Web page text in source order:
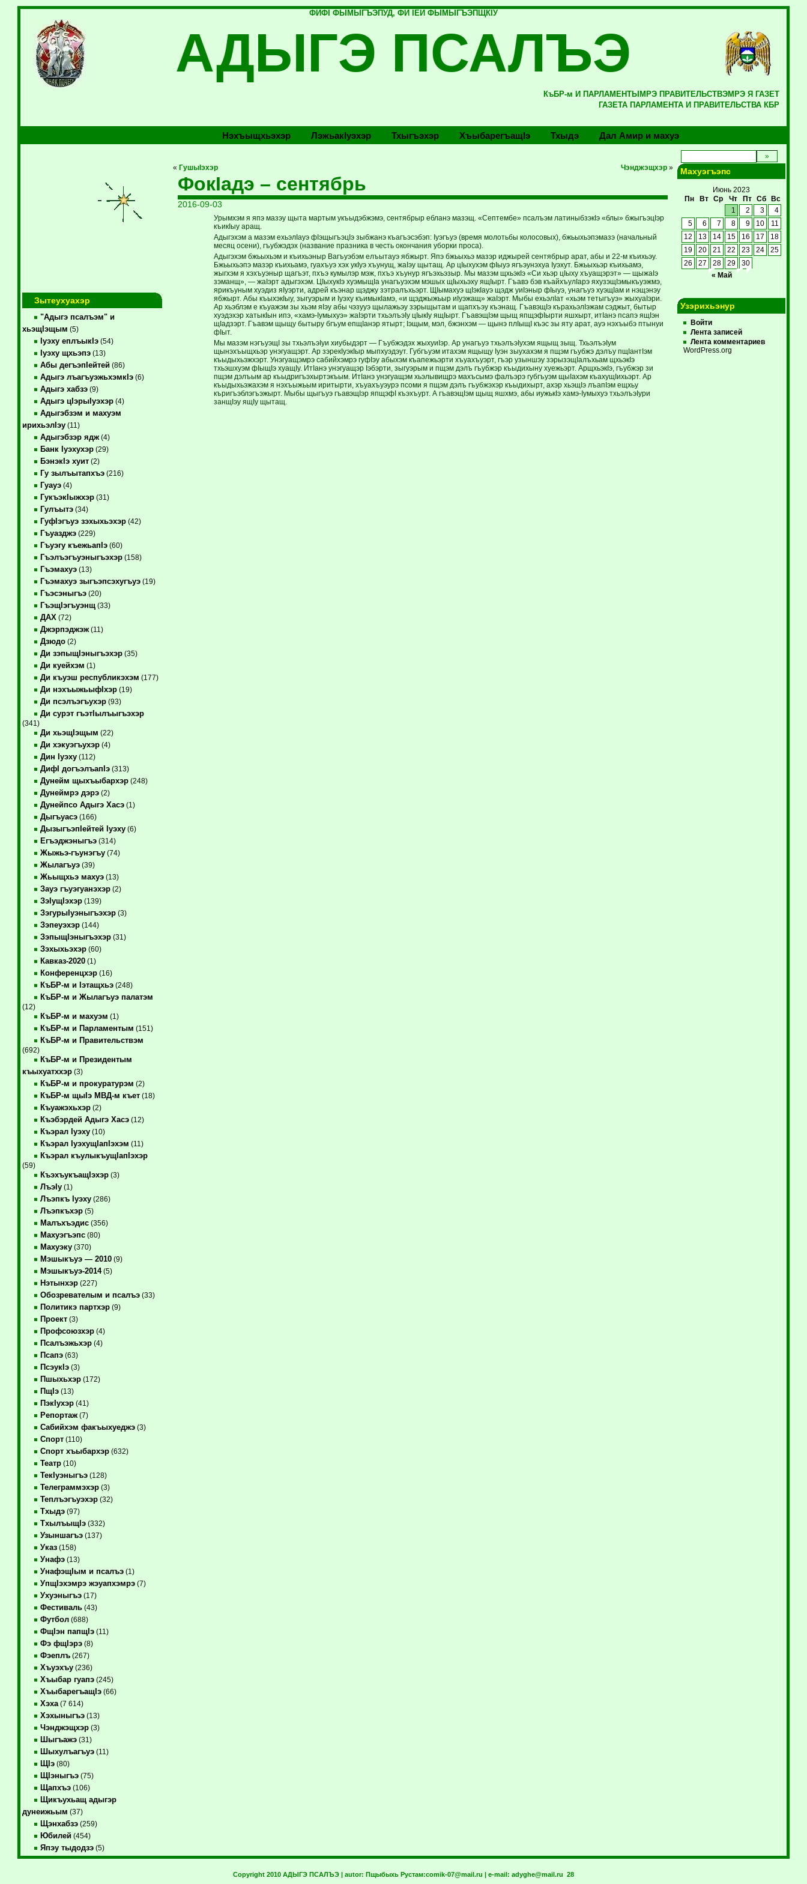
ФИФI ФЫМЫГЪЭПУД, ФИ IЕЙ ФЫМЫГЪЭПЩКIУ
АДЫГЭ ПСАЛЪЭ
КъБР-м И ПАРЛАМЕНТЫМРЭ ПРАВИТЕЛЬСТВЭМРЭ Я ГАЗЕТ
ГАЗЕТА ПАРЛАМЕНТА И ПРАВИТЕЛЬСТВА КБР
Нэхъыщхьэхэр Лэжьакlуэхэр Тхыгъэхэр Хъыбарегъащlэ Тхыдэ Дал Амир и махуэ
Зытеухуахэр
"Адыгэ псалъэм" и
хьэщIэщым (5)
Iуэху еплъыкIэ(54)
Iуэху щхьэпэ(13)
Абы дегъэпIейтей(86)
Адыгэ лъагъуэжьхэмкIэ(6)
Адыгэ хабзэ(9)
Адыгэ цIэрыIуэхэр(4)
Адыгэбзэм и махуэм
ирихьэлIэу(11)
Адыгэбзэр ядж(4)
Банк Iуэхухэр(29)
БэнэкIэ хуит(2)
Гу зылъытапхъэ(216)
Гуауэ(4)
ГукъэкIыжхэр(31)
Гулъытэ(34)
ГуфIэгъуэ зэхыхьэхэр(42)
Гъуазджэ(229)
Гъуэгу къежьапIэ(60)
Гъэлъэгъуэныгъэхэр(158)
Гъэмахуэ(13)
Гъэмахуэ зыгъэпсэхугъуэ(19)
Гъэсэныгъэ(20)
ГъэщIэгъуэнщ(33)
ДАХ (72)
Джэрпэджэж(11)
Дзюдо(2)
Ди зэпыщIэныгъэхэр(35)
Ди куейхэм (1)
Ди къуэш республикэхэм (177)
Ди нэхъыжьыфIхэр(19)
Ди псэлъэгъухэр(93)
Ди сурэт гъэтIылъыгъэхэр
(341)
Ди хьэщIэщым (22)
Ди хэкуэгъухэр(4)
Дин Iуэху(112)
ДифI догъэлъапIэ(313)
Дунейм щыхъыбархэр(248)
Дунеймрэ дэрэ(2)
Дунейпсо Адыгэ Хасэ(1)
Дыгъуасэ(166)
ДызыгъэпIейтей Iуэху(6)
Егъэджэныгъэ(314)
Жыжьэ-гъунэгъу(74)
Жылагъуэ(39)
Жьыщхьэ махуэ(13)
Зауэ гъуэгуанэхэр(2)
ЗэIущIэхэр(139)
ЗэгурыIуэныгъэхэр(3)
Зэпеуэхэр(144)
ЗэпыщIэныгъэхэр(31)
Зэхыхьэхэр(60)
Кавказ-2020(1)
Конференцхэр(16)
КъБР-м и Iэтащхьэ(248)
КъБР-м и Жылагъуэ палатэм
(12)
КъБР-м и махуэм (1)
КъБР-м и Парламентым (151)
КъБР-м и Правительствэм
(692)
КъБР-м и Президентым
къыхуатххэр(3)
КъБР-м и прокуратурэм (2)
КъБР-м щыIэ МВД-м къет(18)
Къуажэхьхэр(2)
Къэбэрдей Адыгэ Хасэ(12)
Къэрал Iуэху(10)
Къэрал IуэхущIапIэхэм (11)
Къэрал къулыкъущIапIэхэр
(59)
КъэхъукъащIэхэр(3)
ЛъэIу(1)
Лъэпкъ Iуэху(286)
Лъэпкъхэр(5)
Малъхъэдис(356)
Махуэгъэпс(80)
Махуэку(370)
Мэшыкъуэ — 2010(9)
Мэшыкъуэ-2014(5)
Нэтынхэр(227)
Обозревателым и псалъэ(33)
Политикэ партхэр(9)
Проект(3)
Профсоюзхэр(4)
Псалъэжьхэр(4)
Псапэ(63)
ПсэукIэ(3)
Пшыхьхэр(172)
ПщIэ(13)
ПэкIухэр(41)
Репортаж(7)
Сабийхэм факъыхуеджэ(3)
Спорт(110)
Спорт хъыбархэр(632)
Театр(10)
ТекIуэныгъэ(128)
Телеграммэхэр(3)
Теплъэгъуэхэр(32)
Тхыдэ(97)
ТхылъыщIэ(332)
Узыншагъэ(137)
Указ(158)
Унафэ(13)
УнафэщIым и псалъэ(1)
УпщIэхэмрэ жэуапхэмрэ(7)
Ухуэныгъэ(17)
Фестиваль(43)
Футбол(688)
ФщIэн папщIэ(11)
Фэ фщIэрэ(8)
Фэеплъ(267)
Хъуэхъу(236)
Хъыбар гуапэ(245)
ХъыбарегъащIэ(66)
Хэха(7 614)
Хэхыныгъэ(13)
Чэнджэщхэр(3)
Шыгъажэ(31)
Шыхулъагъуэ(11)
ЩIэ(80)
ЩIэныгъэ(75)
Щапхъэ(106)
Щикъухьащ адыгэр
дунеижьым (37)
Щэнхабзэ(259)
Юбилей(454)
Япэу тыдодзэ(5)
« ГушыIэхэр Чэнджэщхэр»
ФокIадэ – сентябрь
2016-09-03
Урымхэм я япэ мазэу щыта мартым укъыдэбжэмэ, сентябрыр ебланэ мазэщ. «Септембе» псалъэм латиныбзэкIэ «блы» бжыгъэцIэр
къикIыу аращ.
Адыгэхэм а мазэм ехьэлIауэ фIэщыгъэцIэ зыбжанэ къагъэсэбэп: Iуэгъуэ (время молотьбы колосовых), бжьыхьэпэмазэ (начальный
месяц осени), гъубжэдэх (название празника в честь окончания уборки проса).
Адыгэхэм бжьыхьэм и къихьэныр Вагъуэбэм елъытауэ ябжырт. Япэ бжьыхьэ мазэр иджырей сентябрыр арат, абы и 22-м къихьэу.
Бжьыхьэпэ мазэр къихьамэ, гуахъуэ хэх укIуэ хъунущ, жаIэу щытащ. Ар цIыхухэм фIыуэ ягъэунэхуа Iуэхут. Бжьыхьэр къихьамэ,
жыгхэм я хэхъуэныр щагъэт, пхъэ кумылэр мэж, пхъэ хъунур ягъэхьэзыр. Мы мазэм щхьэкIэ «Си хьэр цIыху хъуащэрэт» — щыжаIэ
зэманщ», — жаIэрт адыгэхэм. ЦIыхукIэ хуэмыщIа унагъуэхэм мэшых щIыхьэху ящIырт. Гъавэ бэв къайхъулIарэ яхузэщIэмыкъуэжмэ,
яри­къуным хуэдиз яIуэрти, адрей къэнар щэджу зэтралъхьэрт. ЩIымахуэ щIэкIауэ щэдж уиIэныр фIыуэ, унагъуэ хуэщIам и нэщэнэу
ябжырт. Абы къыхэкIыу, зыгуэрым и Iуэху къимыкIамэ, «и щэджыжьыр иIуэжащ» жаIэрт. Мыбы ехьэлIат «хьэм теты­гъуэ» жыхуаIэри.
Ар хьэблэм е къуажэм зы хьэм яIэу абы чэзууэ щылажьэу зэрыщытам и щапхъэу къэнащ. ГъавэщIэ кърахьэлIэжам сэджыт, бытыр
хуэдэхэр хатыкIын ипэ, «хамэ-Iумыхуэ» жаIэрти тхьэлъэIу цIыкIу ящIырт. ГъавэщIэм щыщ япщэфIырти яшхырт, итIанэ псапэ ящIэн
щIадзэрт. Гъа­вэм щыщу бытыру бгъум епщIанэр ятырт; Iэщым, мэл, бжэнхэм — щынэ плIыщI къэс зы яту арат, ауэ нэхъыбэ птынуи
фIыт.
Мы мазэм нэгъуэщI зы тхьэлъэIуи хиу­быдэрт — Гъубжэдэх жыхуиIэр. Ар уна­гъуэ тхьэлъэIухэм ящыщ зыщ. ТхьэлъэIум
щынэхъыщхьэр унэгуащэрт. Ар зэре­кIуэ­кIыр мыпхуэдэут. Губгъуэм итахэм ящыщу Iуэн зыухахэм я пщэм гъубжэ дэлъу пщIантIэм
къыдыхьэжхэрт. Унэгуащэмрэ сабийхэмрэ гуфIэу абыхэм къапежьэрти хъуа­хъуэрт, гъэр узыншэу зэрызэщIалъхьам щхьэкIэ
тхьэшхуэм фIыщIэ хуащIу. ИтIанэ унэгуащэр Iэбэрти, зыгуэрым и пщэм дэлъ ­гъубжэр къыдихыну хуежьэрт. АрщхьэкIэ, гъубжэр зи
пщэм дэлъым ар къыдригъэхыртэкъым. ИтIанэ унэгуащэм хьэлывищрэ махъсымэ фалъэрэ губгъуэм щыIахэм къахущIихьэрт. Ар
къыдыхьэжахэм я нэхъыжьым иритырти, хъуахъуэурэ псоми я пщэм дэлъ гъубжэхэр къыдихырт, ахэр хьэщIэ лъапIэм ещхьу
къригъэблэгъэжырт. Мыбы щыгъуэ гъавэщIэр япщэфI къэ­хъурт. А гъавэщIэм щыщ яшхмэ, абы иужькIэ ­хамэ-Iумыхуэ тхьэлъэIури
занщIэу ящIу щытащ.
Махуэгъэпс
Июнь 2023
Пн
Вт Ср Чт Пт Сб
Вс
1
2 3
4
5
6 7 8 9 10
11
12
13 14 15 16 17
18
19
20 21 22 23 24
25
26
27 28 29
30
« Май
Узэрихьэнур
Войти
Лента записей
Лента комментариев
WordPress.org
Copyright 2010 АДЫГЭ ПСАЛЪЭ | autor: Пщыбыхь Рустам:comik-07@mail.ru | e-mail: adyghe@mail.ru 28